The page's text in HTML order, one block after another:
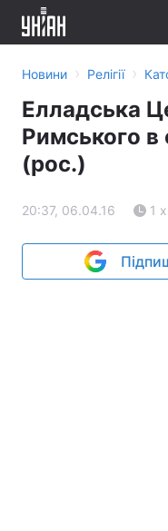
Новини › Релігії ›
Елладська
Римського в
(рос.)
20:37, 06.04.16 1